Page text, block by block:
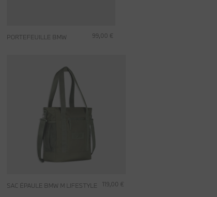
99,00 €
PORTEFEUILLE BMW
119,00 €
SAC ÉPAULE BMW M LIFESTYLE